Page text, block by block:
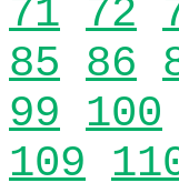
71 72
85 86
99 100
109